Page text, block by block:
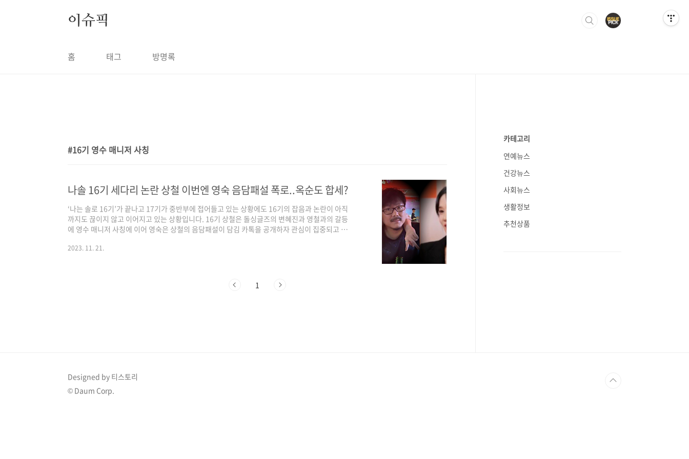
이슈픽
홈 태그 방명록
16기 영수 매니저 사칭
나솔 16기 세다리 논란 상철 이번엔 영숙 음담패설 폭로..옥순도 합세?
‘나는 솔로 16기’가 끝나고 17기가 중반부에 접어들고 있는 상황에도 16기의 잡음과 논란이 아직
까지도 끊이지 않고 이어지고 있는 상황입니다. 16기 상철은 돌싱글즈의 변혜진과 영철과의 갈등
에 영수 매니저 사칭에 이어 영숙은 상철의 음담패설이 담김 카톡을 공개하자 관심이 집중되고 있
인하기 >> 1. 나는솔로 16기 영숙 상철 음담패설 카톡 공개 나는솔로 16기 상철이 영철과 영수에
2023. 11. 21.
1
카테고리
연예뉴스
건강뉴스
사회뉴스
생활정보
추천상품
Designed by 티스토리
© Daum Corp.